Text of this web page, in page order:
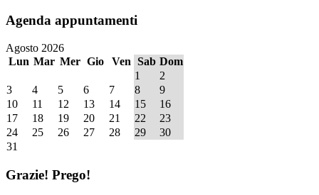
Agenda appuntamenti
Agosto 2026
Lun Mar Mer Gio Ven Sab Dom
1
2
3
4 5 6 7 8
9
10
11 12 13 14 15
16
17
18 19 20 21 22
23
24
25 26 27 28 29
30
31
Grazie! Prego!